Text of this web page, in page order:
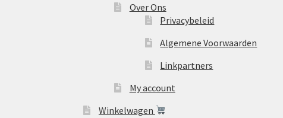
Over Ons
Privacybeleid
Algemene Voorwaarden
Linkpartners
My account
Winkelwagen